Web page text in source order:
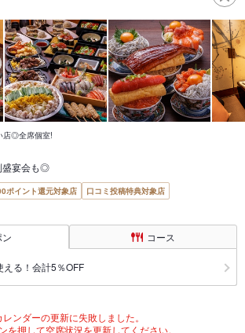
店◎全席個室!
盛宴会も◎
ポイント還元対象店
口コミ投稿特典対象店
コース
える！会計5％OFF
レンダーの更新に失敗しました。
を押して空席状況を更新してください。